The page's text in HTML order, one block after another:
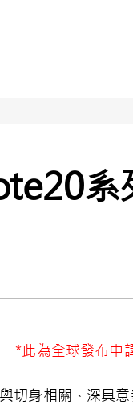
系
*此為全球發布中
切身相關、深具